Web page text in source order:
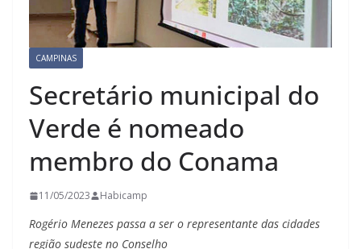
CAMPINAS
Secretário municipal do
Verde é nomeado
membro do Conama
11/05/2023 Habicamp
Rogério Menezes passa a ser o representante das cidades
região sudeste no Conselho